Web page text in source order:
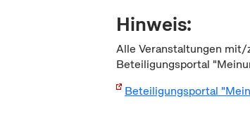
Hinweis:
Alle Veranstaltungen
Beteiligungsportal
Beteiligungsportal